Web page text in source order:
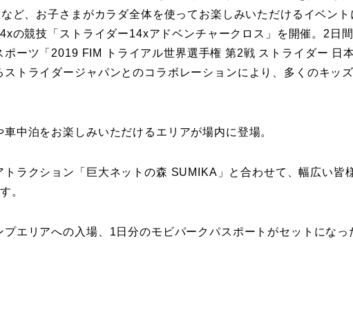
ど、お子さまがカラダ全体を使ってお楽しみいただけるイベント
の競技「ストライダー14xアドベンチャークロス」を開催。2日
ーツ「2019 FIM トライアル世界選手権 第2戦 ストライダー 日
トライダージャパンとのコラボレーションにより、多くのキッ
中泊をお楽しみいただけるエリアが場内に登場。
ラクション「巨大ネットの森 SUMIKA」と合わせて、幅広い皆
。
エリアへの入場、1日分のモビパークパスポートがセットになっ